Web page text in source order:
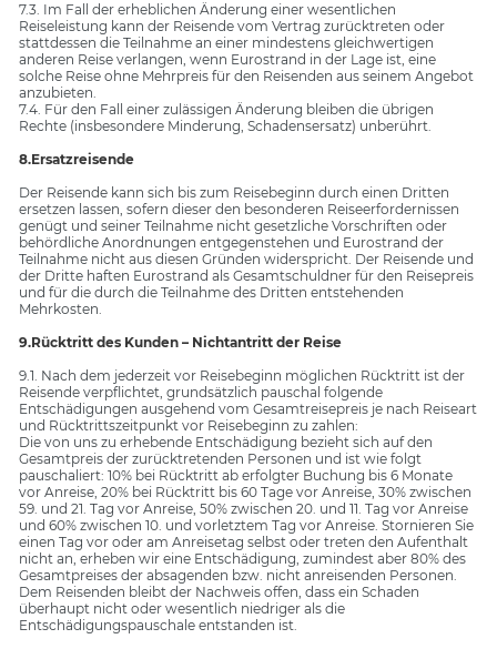
7.3. Im Fall der erheblichen Änderung einer wesentlichen
Reiseleistung kann der Reisende vom Vertrag zurücktreten oder
stattdessen die Teilnahme an einer mindestens gleichwertigen
anderen Reise verlangen, wenn Eurostrand in der Lage ist, eine
solche Reise ohne Mehrpreis für den Reisenden aus seinem Angebot
anzubieten.
7.4. Für den Fall einer zulässigen Änderung bleiben die übrigen
Rechte (insbesondere Minderung, Schadensersatz) unberührt.
8.Ersatzreisende
Der Reisende kann sich bis zum Reisebeginn durch einen Dritten
ersetzen lassen, sofern dieser den besonderen Reiseerfordernissen
genügt und seiner Teilnahme nicht gesetzliche Vorschriften oder
behördliche Anordnungen entgegenstehen und Eurostrand der
Teilnahme nicht aus diesen Gründen widerspricht. Der Reisende und
der Dritte haften Eurostrand als Gesamtschuldner für den Reisepreis
und für die durch die Teilnahme des Dritten entstehenden
Mehrkosten.
9.Rücktritt des Kunden – Nichtantritt der Reise
9.1. Nach dem jederzeit vor Reisebeginn möglichen Rücktritt ist der
Reisende verpflichtet, grundsätzlich pauschal folgende
Entschädigungen ausgehend vom Gesamtreisepreis je nach Reiseart
und Rücktrittszeitpunkt vor Reisebeginn zu zahlen:
Die von uns zu erhebende Entschädigung bezieht sich auf den
Gesamtpreis der zurücktretenden Personen und ist wie folgt
pauschaliert: 10% bei Rücktritt ab erfolgter Buchung bis 6 Monate
vor Anreise, 20% bei Rücktritt bis 60 Tage vor Anreise, 30% zwischen
59. und 21. Tag vor Anreise, 50% zwischen 20. und 11. Tag vor Anreise
und 60% zwischen 10. und vorletztem Tag vor Anreise. Stornieren Sie
einen Tag vor oder am Anreisetag selbst oder treten den Aufenthalt
nicht an, erheben wir eine Entschädigung, zumindest aber 80% des
Gesamtpreises der absagenden bzw. nicht anreisenden Personen.
Dem Reisenden bleibt der Nachweis offen, dass ein Schaden
überhaupt nicht oder wesentlich niedriger als die
Entschädigungspauschale entstanden ist.